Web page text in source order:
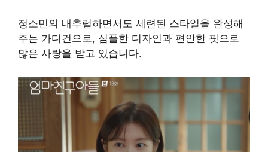
정소민의 내추럴하면서도 세련된 스타일을 완성해
주는 가디건으로, 심플한 디자인과 편안한 핏으로
많은 사랑을 받고 있습니다.